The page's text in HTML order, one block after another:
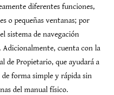
diferentes funciones,
o pequeñas ventanas; por
sistema de navegación
Adicionalmente, cuenta con la
de Propietario, que ayudará a
forma simple y rápida sin
del manual físico.